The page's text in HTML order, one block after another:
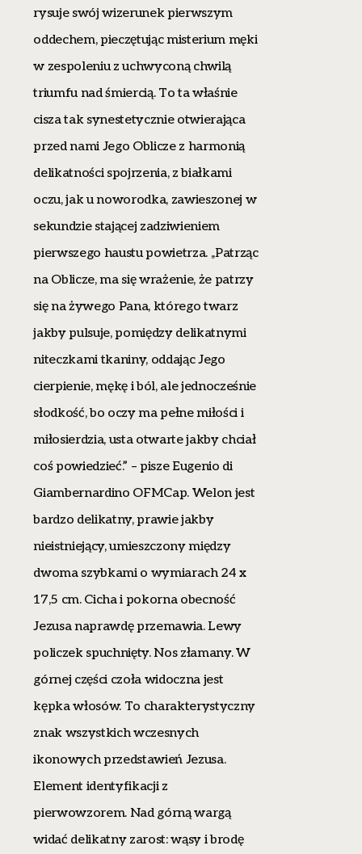
rysuje swój wizerunek pierwszym
oddechem, pieczętując misterium męki
w zespoleniu z uchwyconą chwilą
triumfu nad śmiercią. To ta właśnie
cisza tak synestetycznie otwierająca
przed nami Jego Oblicze z harmonią
delikatności spojrzenia, z białkami
oczu, jak u noworodka, zawieszonej w
sekundzie stającej zadziwieniem
pierwszego haustu powietrza. ,,Patrząc
na Oblicze, ma się wrażenie, że patrzy
się na żywego Pana, którego twarz
jakby pulsuje, pomiędzy delikatnymi
niteczkami tkaniny, oddając Jego
cierpienie, mękę i ból, ale jednocześnie
słodkość, bo oczy ma pełne miłości i
miłosierdzia, usta otwarte jakby chciał
coś powiedzieć.” – pisze Eugenio di
Giambernardino OFMCap. Welon jest
bardzo delikatny, prawie jakby
nieistniejący, umieszczony między
dwoma szybkami o wymiarach 24 x
17,5 cm. Cicha i pokorna obecność
Jezusa naprawdę przemawia. Lewy
policzek spuchnięty. Nos złamany. W
górnej części czoła widoczna jest
kępka włosów. To charakterystyczny
znak wszystkich wczesnych
ikonowych przedstawień Jezusa.
Element identyfikacji z
pierwowzorem. Nad górną wargą
widać delikatny zarost: wąsy i brodę